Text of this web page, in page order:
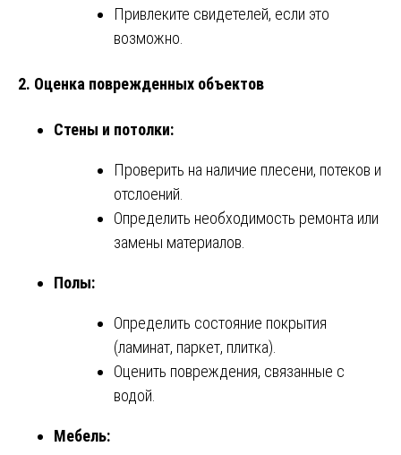
Привлеките свидетелей, если это
возможно.
2. Оценка поврежденных объектов
Стены и потолки:
Проверить на наличие плесени, потеков и
отслоений.
Определить необходимость ремонта или
замены материалов.
Полы:
Определить состояние покрытия
(ламинат, паркет, плитка).
Оценить повреждения, связанные с
водой.
Мебель: